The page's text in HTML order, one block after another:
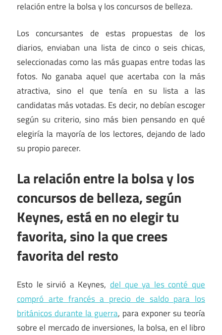
relación entre la bolsa y los concursos de belleza.
Los concursantes de estas propuestas de los
diarios, enviaban una lista de cinco o seis chicas,
seleccionadas como las más guapas entre todas las
fotos. No ganaba aquel que acertaba con la más
atractiva, sino el que tenía en su lista a las
candidatas más votadas. Es decir, no debían escoger
según su criterio, sino más bien pensando en qué
elegiría la mayoría de los lectores, dejando de lado
su propio parecer.
La relación entre la bolsa y los
concursos de belleza, según
Keynes, está en no elegir tu
favorita, sino la que crees
favorita del resto
Esto le sirvió a Keynes, del que ya les conté que
compró arte francés a precio de saldo para los
británicos durante la guerra, para exponer su teoría
sobre el mercado de inversiones, la bolsa, en el libro